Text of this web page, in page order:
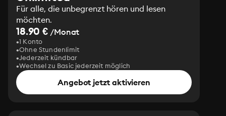
Für alle, die unbegrenzt hören und lesen
möchten.
18.90 € /Monat
1 Konto
Ohne Stundenlimit
Jederzeit kündbar
Wechsel zu Basic jederzeit möglich
Angebot jetzt aktivieren